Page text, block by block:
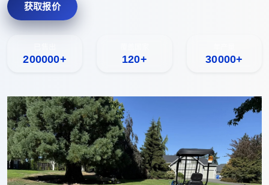
获取报价
200000+ 120+ 30000+